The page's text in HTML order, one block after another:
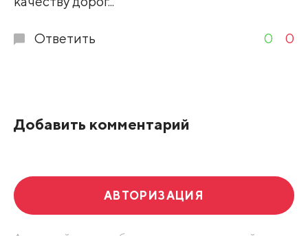
Ответить 0 0
Добавить комментарий
АВТОРИЗАЦИЯ